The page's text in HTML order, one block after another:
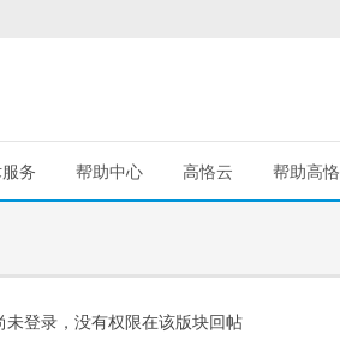
务 帮助中心 高恪云 帮助高恪
未登录，没有权限在该版块回帖